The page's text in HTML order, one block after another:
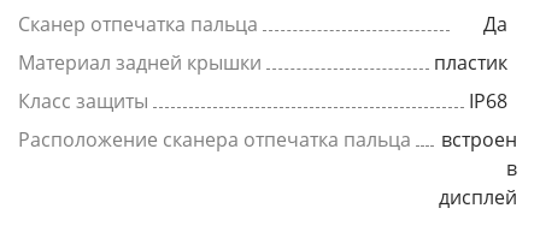
Сканер отпечатка пальца
Да
Материал задней крышки
пластик
Класс защиты
IP68
Расположение сканера отпечатка пальца
встроен
в
дисплей